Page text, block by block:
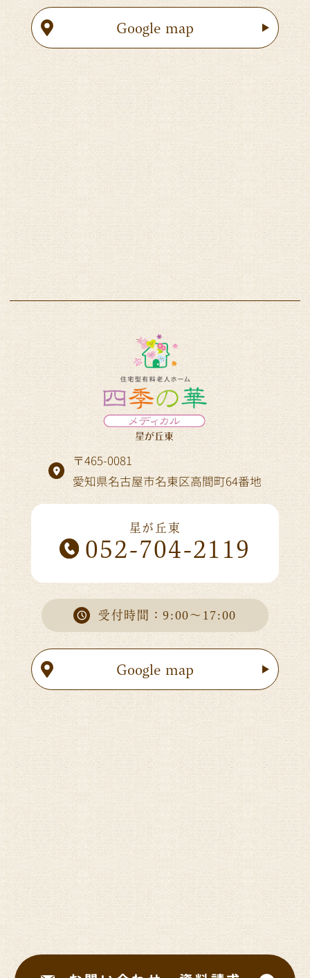
Google map
〒465-0081
愛知県名古屋市名東区高間町64番地
星が丘東
052-704-2119
受付時間：9:00～17:00
Google map